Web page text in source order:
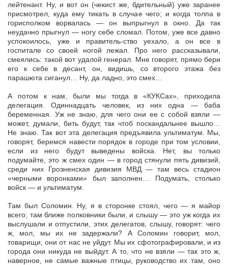
лейтенант. Ну, и вот он (чекист же, бдительный) уже заранее
присмотрел, куда ему тикать в случае чего; и когда толпа в
горисполком ворвалась — он выпрыгнул в окно. Да так
неудачно прыгнул — ногу себе сломал. Потом, уже все давно
успокоилось, уже и правитель-ство уехало, а он все в
госпитале со своей ногой лежал. Про него рассказывали,
смеялись: такой вот удалой генерал. Мне говорят, прямо бери
его к себе в десант, он, видишь, со второго этажа без
парашюта сиганул… Ну, да ладно, это смех…
А потом к нам, были мы тогда в «КУКСах», приходила
делегация. Одиннадцать человек, из них одна — баба
беременная. Уж не знаю, для чего они ее с собой взяли —
может, думали, бить будут, так чтоб поскандальнее вышло…
Не знаю. Так вот эта делегация предъявила ультиматум. Мы,
говорят, беремся навести порядок в городе при том условии,
если из него будут выведены войска. Нет, вы только
подумайте, это ж смех один — в город стянули пять дивизий,
среди них Грозненская дивизия МВД — там весь стадион
«черными воронками» был заполнен… Подумать, столько
войск — и ультиматум.
Там был Соломин. Ну, я в сторонке стоял, чего — я майор
всего; там ближе полковники были, и слышу — это уж когда их
выслушали и отпустили, этих делегатов, слышу, говорят: чего
ж, мол, мы их не задержали? А Соломин говорит, мол,
товарищи, они от нас не уйдут. Мы их сфотографировали, и из
города они никуда не выйдут. А то, что не взяли — так это ж,
наверное, не самые важные птицы, руководство их там, оно